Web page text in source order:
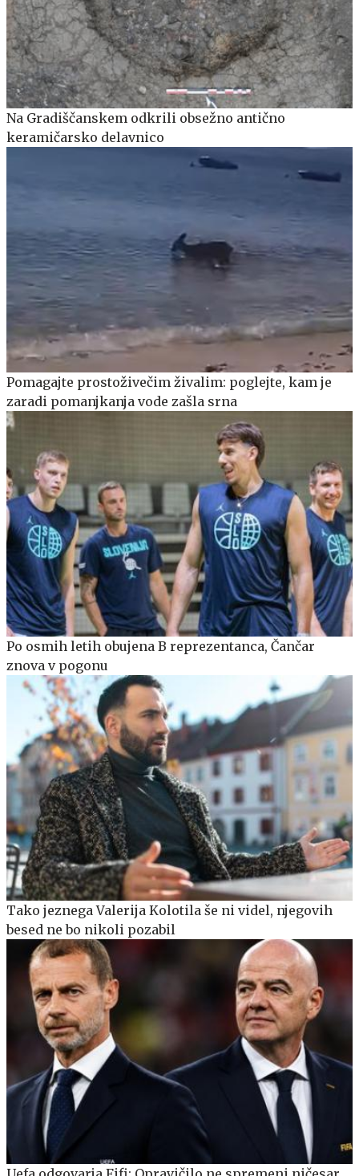
Na Gradiščanskem odkrili obsežno antično
keramičarsko delavnico
Pomagajte prostoživečim živalim: poglejte, kam je
zaradi pomanjkanja vode zašla srna
Po osmih letih obujena B reprezentanca, Čančar
znova v pogonu
Tako jeznega Valerija Kolotila še ni videl, njegovih
besed ne bo nikoli pozabil